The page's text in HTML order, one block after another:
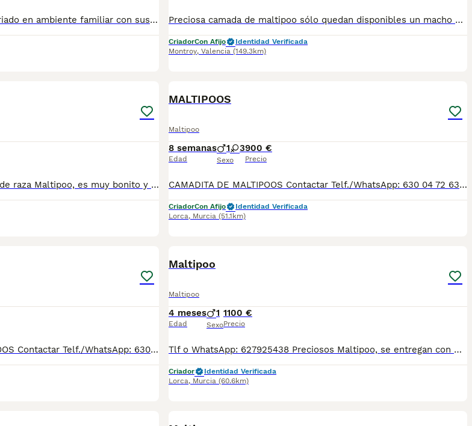
Preciosa Camada de maltipoo criado en ambiente familiar con sus vacunas al día. Se entrega con cartilla veterinaria y revisión veterinaria. Más info 722440707 Preciosa camada de maltipoo sólo quedan disponibles un macho y dos hembras . Se entregan con sus vacunas al día y desparacitados .
CriadorCon Afijo
Identidad Verificada
Montroy, Valencia (149.3km)
Se vende un precioso cachorro de raza Maltipoo, es muy bonito y està muy educado. Se entrega con las vacunas al dia, desparasitado, con chip y garantía vírica.
MALTIPOOS
Maltipoo
8 semanas
Edad
1 3
Sexo
900 €
Precio
CAMADITA DE MALTIPOOS Contactar Telf./WhatsApp: 630 04 72 63 / 614 20 54 71 / 687 10 74 96 Disponibles sin reservar, precios: Machos y Hembras desde 900 €* Se pueden ver previamente sin ningún compromiso. Si le interesa alguno, lo pueden reservar, hasta principios de Agosto aproximadamente, no se podrían entregar. Se entregan con su cartilla sanitaria, desparasitadas y con las vacunas correspondientes a su edad. *El precio de los cachorros no incluyen envíos, si el cliente solicita ese servicio, el coste del mismo lo pagará directamente el cliente a la agencia del transporte.
CriadorCon Afijo
Identidad Verificada
Lorca, Murcia (51.1km)
PRECIOSA CAMADA DE MALTIPOOS Contactar Telf./WhatsApp: 630 04 72 63 / 614 20 54 71 / 687 10 74 96 Disponibles sin reservar, precios: Machos y Hembras desde 900 € Se pueden ver previamente sin ningún compromiso. Si le interesa alguno, lo pueden reservar, hasta principios de Agosto aproximadamente, no se podrían entregar. Se entregan con su cartilla sanitaria, desparasitadas y con las vacunas correspondientes a su edad. *El precio de los cachorros no incluyen envíos, si el cliente solicita ese servicio, el coste del mismo lo pagará directamente el cliente a la agencia del transporte.
Maltipoo
Maltipoo
4 meses
Edad
1
Sexo
1100 €
Precio
Tlf o WhatsApp: 627925438 Preciosos Maltipoo, se entregan con minimo de dos meses y medio de edad y sus vacunas correspondientes, desparasitados interna y externamente, pasaporte y microchip, contrato de compra y garantia de salud. preferiblemente recogida en mano pero también podemos entregar en toda España mediante transporte de alta calidad preparado para animales y con chofer particular con posibilidad de pago contra reembolso Llámanos o háblanos por whats app.
Criador
Identidad Verificada
Lorca, Murcia (60.6km)